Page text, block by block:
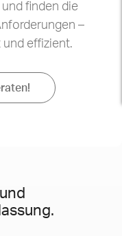
finden die
–
effizient.